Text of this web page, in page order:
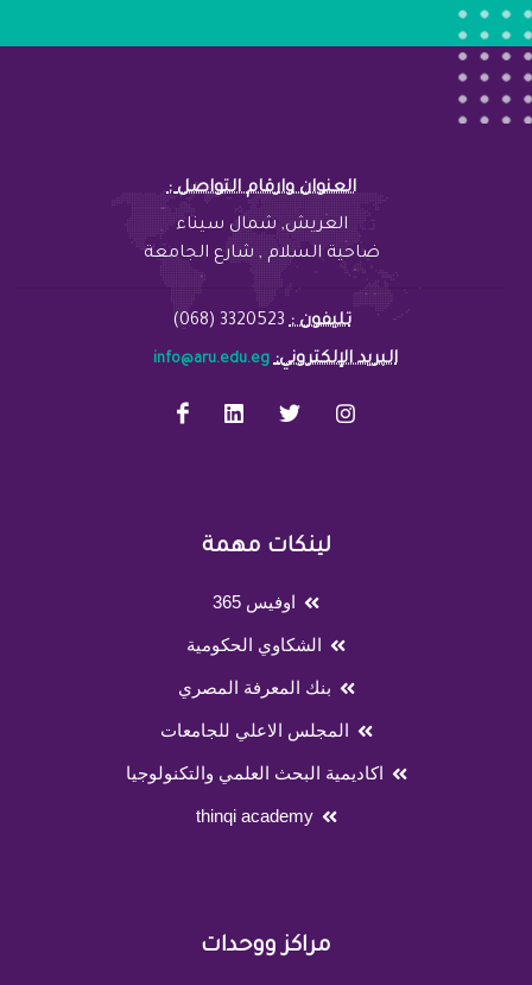
: العنوان وارقام التواصل
العريش, شمال سيناء
ضاحية السلام , شارع الجامعة
تليفون :3320523 (068)
info@aru.edu.eg :البريد الإلكتروني
لينكات مهمة
اوفيس 365
الشكاوي الحكومية
بنك المعرفة المصري
المجلس الاعلي للجامعات
اكاديمية البحث العلمي والتكنولوجيا
thinqi academy
مراكز ووحدات